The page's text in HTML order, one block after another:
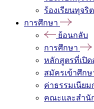
ร้องเรียนทุจ
การศึกษา
ย้อนกลับ
การศึกษา
หลักสูตรที่เปิ
สมัครเข้าศึกษ
ค่าธรรมเนียม
คณะและสำนั